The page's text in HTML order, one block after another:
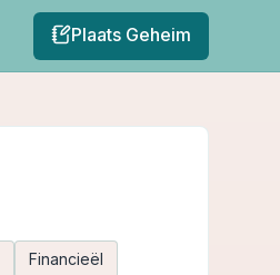
Plaats Geheim
Financieël